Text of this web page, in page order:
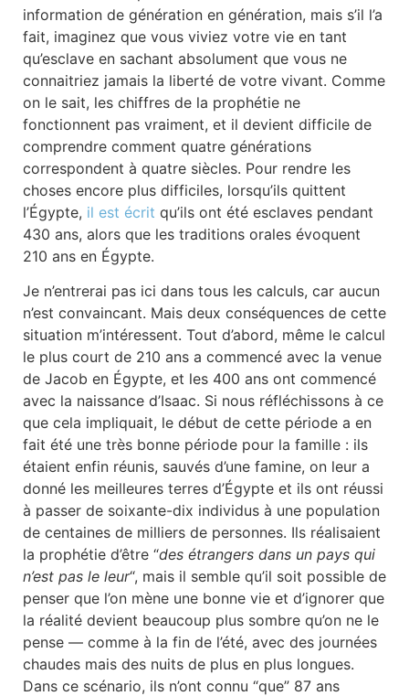
information de génération en génération, mais s’il l’a
fait, imaginez que vous viviez votre vie en tant
qu’esclave en sachant absolument que vous ne
connaitriez jamais la liberté de votre vivant. Comme
on le sait, les chiffres de la prophétie ne
fonctionnent pas vraiment, et il devient difficile de
comprendre comment quatre générations
correspondent à quatre siècles. Pour rendre les
choses encore plus difficiles, lorsqu’ils quittent
l’Égypte, il est écrit qu’ils ont été esclaves pendant
430 ans, alors que les traditions orales évoquent
210 ans en Égypte.
Je n’entrerai pas ici dans tous les calculs, car aucun
n’est convaincant. Mais deux conséquences de cette
situation m’intéressent. Tout d’abord, même le calcul
le plus court de 210 ans a commencé avec la venue
de Jacob en Égypte, et les 400 ans ont commencé
avec la naissance d’Isaac. Si nous réfléchissons à ce
que cela impliquait, le début de cette période a en
fait été une très bonne période pour la famille : ils
étaient enfin réunis, sauvés d’une famine, on leur a
donné les meilleures terres d’Égypte et ils ont réussi
à passer de soixante-dix individus à une population
de centaines de milliers de personnes. Ils réalisaient
la prophétie d’être “des étrangers dans un pays qui
n’est pas le leur“, mais il semble qu’il soit possible de
penser que l’on mène une bonne vie et d’ignorer que
la réalité devient beaucoup plus sombre qu’on ne le
pense — comme à la fin de l’été, avec des journées
chaudes mais des nuits de plus en plus longues.
Dans ce scénario, ils n’ont connu “que” 87 ans